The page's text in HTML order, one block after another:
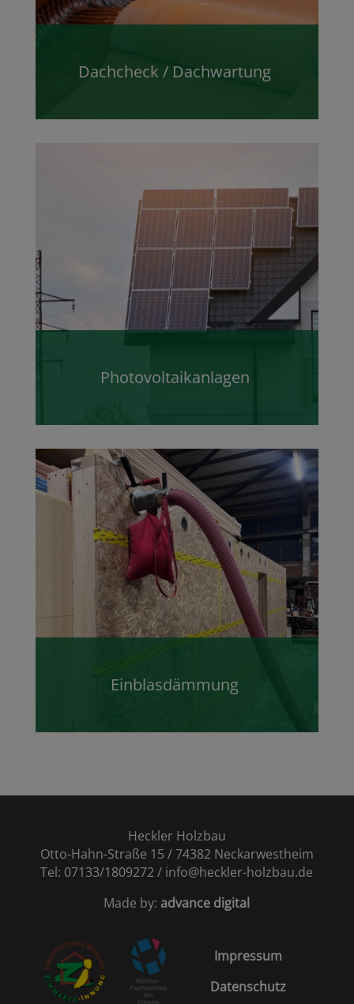
Dachcheck / Dachwartung
Photovoltaikanlagen
Einblasdämmung
Heckler Holzbau
Otto-Hahn-Straße 15 / 74382 Neckarwestheim
Tel: 07133/1809272 / info@heckler-holzbau.de
Made by:advance digital
Impressum
Datenschutz